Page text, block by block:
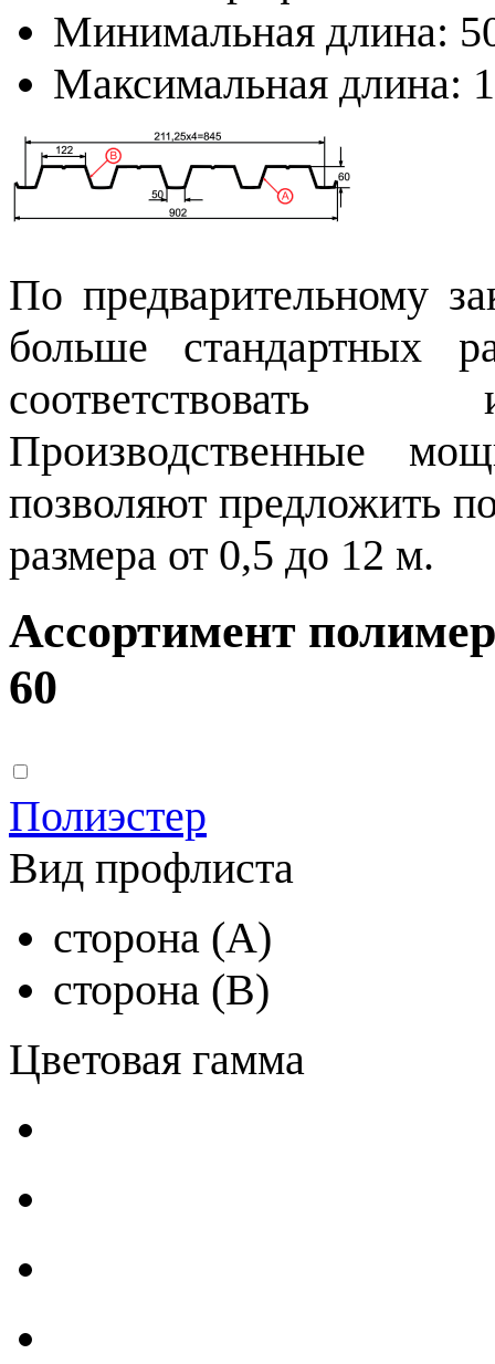
Минимальная длина:
Максимальная длина:
По предварительному
больше
соответствовать
Производственные
позволяют предложить
размера от 0,5 до 12 м.
Ассортимент
60
Полиэстер
Вид профлиста
сторона (A)
сторона (B)
Цветовая гамма